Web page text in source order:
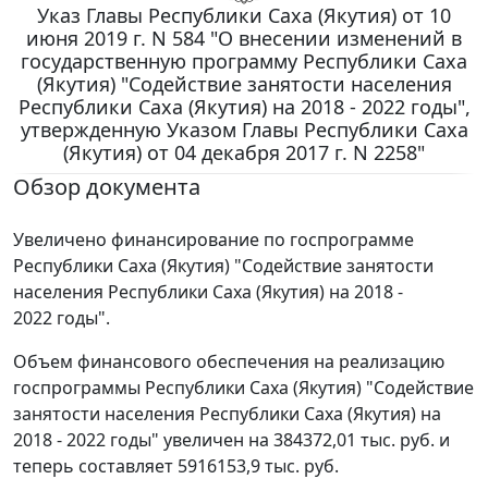
Указ Главы Республики Саха (Якутия) от 10
июня 2019 г. N 584 "О внесении изменений в
государственную программу Республики Саха
(Якутия) "Содействие занятости населения
Республики Саха (Якутия) на 2018 - 2022 годы",
утвержденную Указом Главы Республики Саха
(Якутия) от 04 декабря 2017 г. N 2258"
Обзор документа
Увеличено финансирование по госпрограмме
Республики Саха (Якутия) "Содействие занятости
населения Республики Саха (Якутия) на 2018 -
2022 годы".
Объем финансового обеспечения на реализацию
госпрограммы Республики Саха (Якутия) "Содействие
занятости населения Республики Саха (Якутия) на
2018 - 2022 годы" увеличен на 384372,01 тыс. руб. и
теперь составляет 5916153,9 тыс. руб.